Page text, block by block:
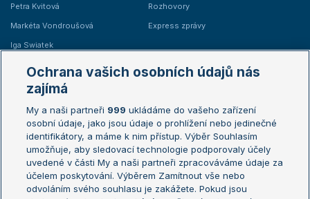
Petra Kvitová
Markéta Vondroušová
Iga Swiatek
Rozhovory
Express zprávy
Žebříčky
Žebříček ATP (muži)
Žebříček WTA (ženy)
Sázkařský žebříček
Australian Open
French Open
Wimbledon
US Open
Turnaj mistrů
Ochrana vašich osobních údajů nás
zajímá
My a naši partneři 999 ukládáme do vašeho zařízení
osobní údaje, jako jsou údaje o prohlížení nebo jedinečné
identifikátory, a máme k nim přístup. Výběr Souhlasím
umožňuje, aby sledovací technologie podporovaly účely
uvedené v části My a naši partneři zpracováváme údaje za
účelem poskytování. Výběrem Zamítnout vše nebo
odvoláním svého souhlasu je zakážete. Pokud jsou